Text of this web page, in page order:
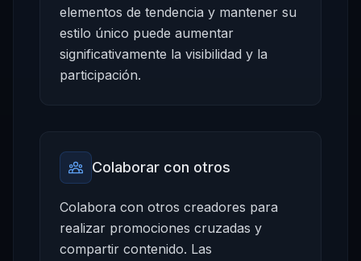
elementos de tendencia y mantener su
estilo único puede aumentar
significativamente la visibilidad y la
participación.
Colaborar con otros
Colabora con otros creadores para
realizar promociones cruzadas y
compartir contenido. Las